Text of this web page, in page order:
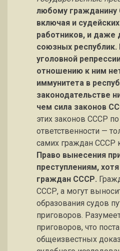
любому гражданину
включая и
работников, и даже
союзных республик.
уголовной
отношению к ним
иммунитета в
законодательстве
чем сила законов
этих законов СССР
ответственности —
самих граждан СССР
Право вынесения
преступлениям,
граждан СССР.
СССР, а могут
образования судов
приговоров.
приговоров, что
общеизвестных